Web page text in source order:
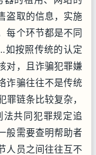
盗取的信息，实施
每个环节都是不同
按照传统的认定
对，且诈骗犯罪嫌
诈骗往往不是传统
罪链条比较复杂，
共同犯罪规定追
般需要查明帮助者
人员之间往往互不